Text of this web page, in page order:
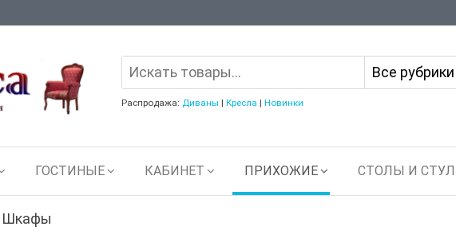
Распродажа: Диваны | Кресла | Новинки
ГОСТИНЫЕ КАБИНЕТ ПРИХОЖИЕ СТОЛЫ И
Шкафы